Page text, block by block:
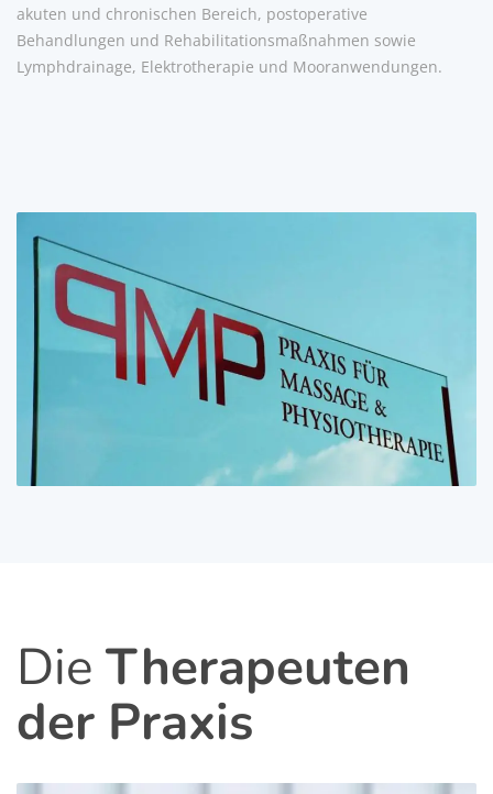
akuten und chronischen Bereich, postoperative
Behandlungen und Rehabilitationsmaßnahmen sowie
Lymphdrainage, Elektrotherapie und Mooranwendungen.
Die Therapeuten
der Praxis